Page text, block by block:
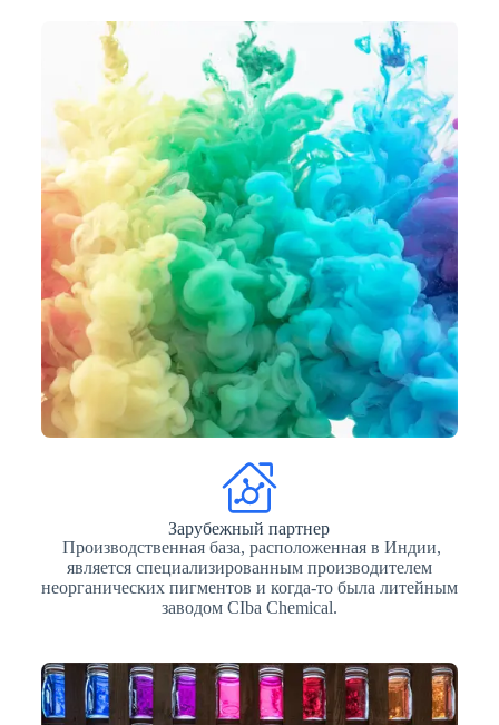
Зарубежный партнер
Производственная база, расположенная в Индии,
является специализированным производителем
неорганических пигментов и когда-то была литейным
заводом CIba Chemical.